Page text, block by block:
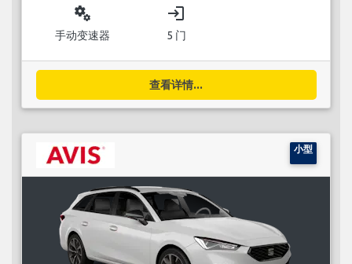
miscellaneous_services
手动变速器
login
5 门
查看详情...
小型